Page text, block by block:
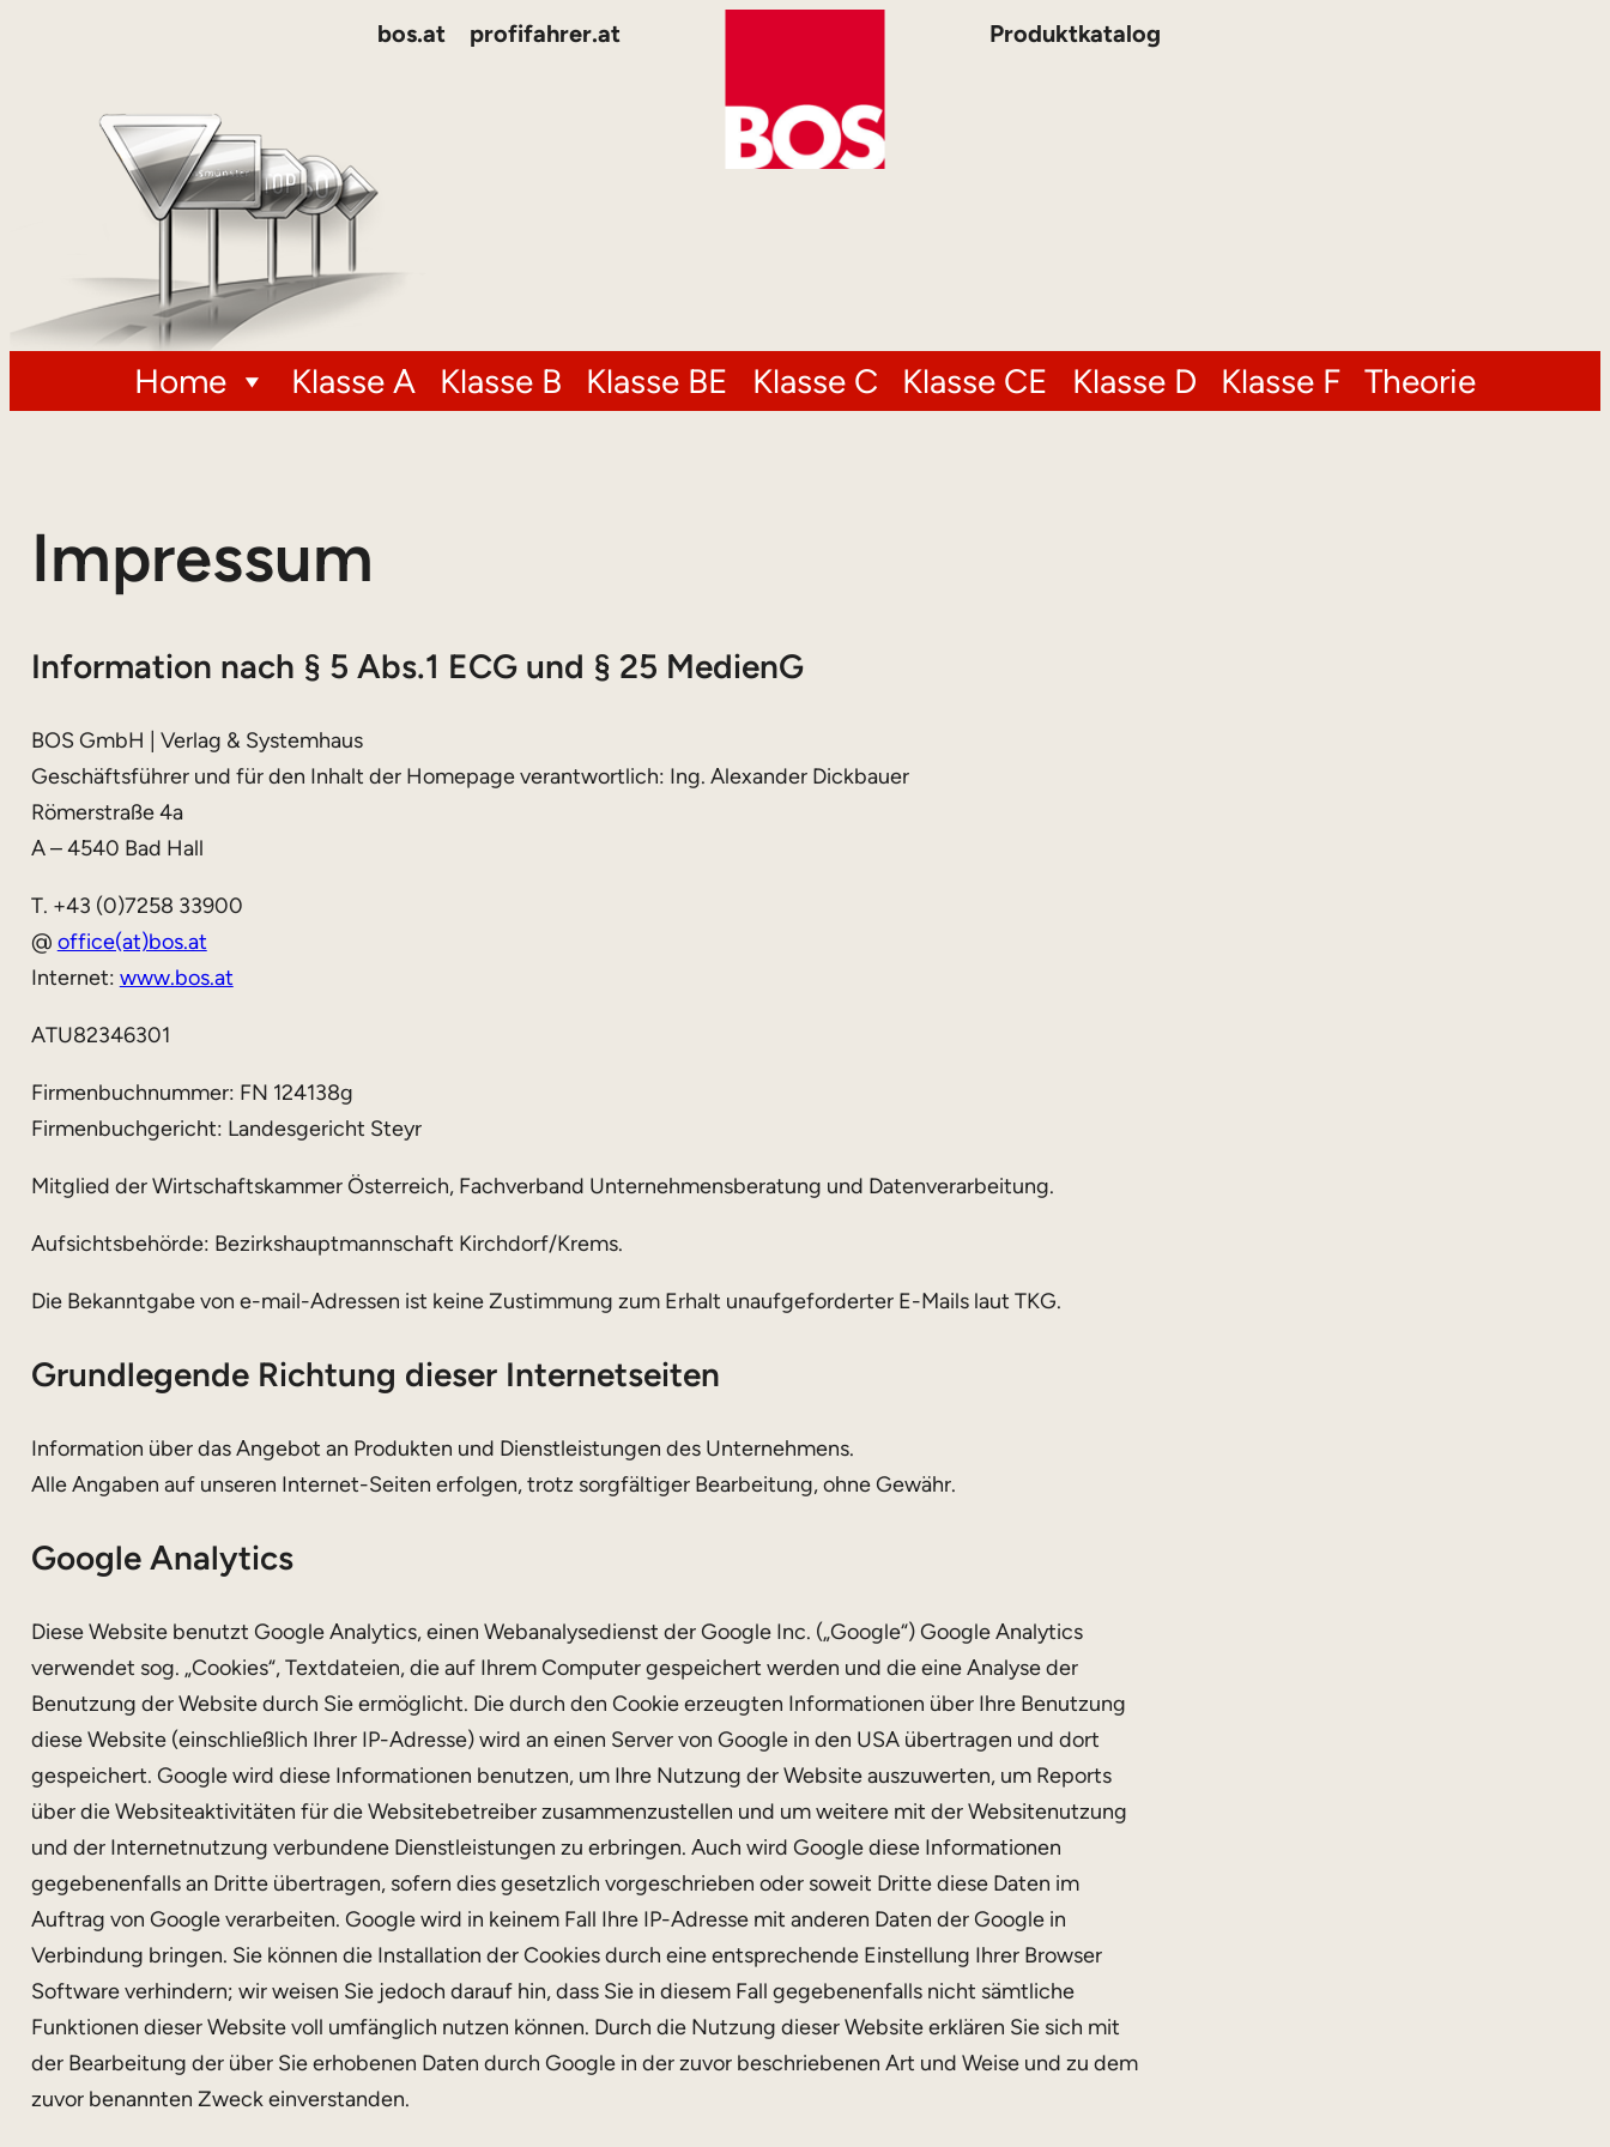
bos.at profifahrer.at Produktkatalog
Home Klasse A Klasse B Klasse BE Klasse C Klasse CE Klasse D Klasse F Theorie
Impressum
Information nach § 5 Abs.1 ECG und § 25 MedienG
BOS GmbH | Verlag & Systemhaus
Geschäftsführer und für den Inhalt der Homepage verantwortlich: Ing. Alexander Dickbauer
Römerstraße 4a
A – 4540 Bad Hall
T. +43 (0)7258 33900
@ office(at)bos.at
Internet: www.bos.at
ATU82346301
Firmenbuchnummer: FN 124138g
Firmenbuchgericht: Landesgericht Steyr
Mitglied der Wirtschaftskammer Österreich, Fachverband Unternehmensberatung und Datenverarbeitung.
Aufsichtsbehörde: Bezirkshauptmannschaft Kirchdorf/Krems.
Die Bekanntgabe von e-mail-Adressen ist keine Zustimmung zum Erhalt unaufgeforderter E-Mails laut TKG.
Grundlegende Richtung dieser Internetseiten
Information über das Angebot an Produkten und Dienstleistungen des Unternehmens.
Alle Angaben auf unseren Internet-Seiten erfolgen, trotz sorgfältiger Bearbeitung, ohne Gewähr.
Google Analytics
Diese Website benutzt Google Analytics, einen Webanalysedienst der Google Inc. („Google“) Google Analytics
verwendet sog. „Cookies“, Textdateien, die auf Ihrem Computer gespeichert werden und die eine Analyse der
Benutzung der Website durch Sie ermöglicht. Die durch den Cookie erzeugten Informationen über Ihre Benutzung
diese Website (einschließlich Ihrer IP-Adresse) wird an einen Server von Google in den USA übertragen und dort
gespeichert. Google wird diese Informationen benutzen, um Ihre Nutzung der Website auszuwerten, um Reports
über die Websiteaktivitäten für die Websitebetreiber zusammenzustellen und um weitere mit der Websitenutzung
und der Internetnutzung verbundene Dienstleistungen zu erbringen. Auch wird Google diese Informationen
gegebenenfalls an Dritte übertragen, sofern dies gesetzlich vorgeschrieben oder soweit Dritte diese Daten im
Auftrag von Google verarbeiten. Google wird in keinem Fall Ihre IP-Adresse mit anderen Daten der Google in
Verbindung bringen. Sie können die Installation der Cookies durch eine entsprechende Einstellung Ihrer Browser
Software verhindern; wir weisen Sie jedoch darauf hin, dass Sie in diesem Fall gegebenenfalls nicht sämtliche
Funktionen dieser Website voll umfänglich nutzen können. Durch die Nutzung dieser Website erklären Sie sich mit
der Bearbeitung der über Sie erhobenen Daten durch Google in der zuvor beschriebenen Art und Weise und zu dem
zuvor benannten Zweck einverstanden.